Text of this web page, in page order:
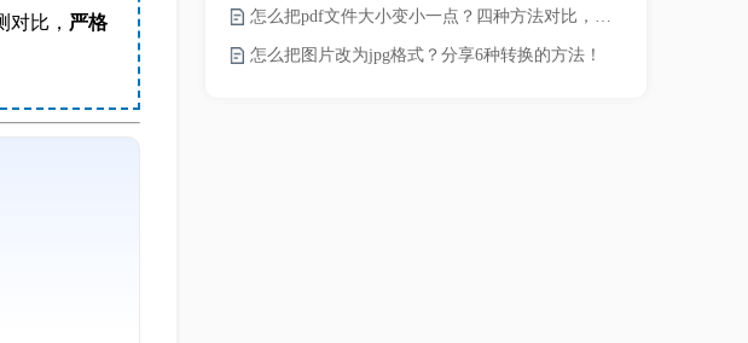
比， 严格 怎么把pdf文件大小变小一点？四种方法对比，一看就懂！
怎么把图片改为jpg格式？分享6种转换的方法！